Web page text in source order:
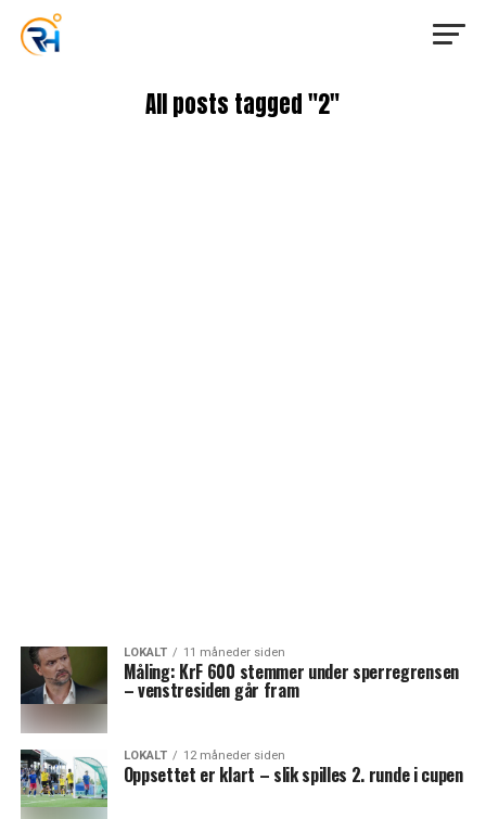
All posts tagged "2"
LOKALT 11 måneder siden
Måling: KrF 600 stemmer under sperregrensen
– venstresiden går fram
LOKALT 12 måneder siden
Oppsettet er klart – slik spilles 2. runde i cupen